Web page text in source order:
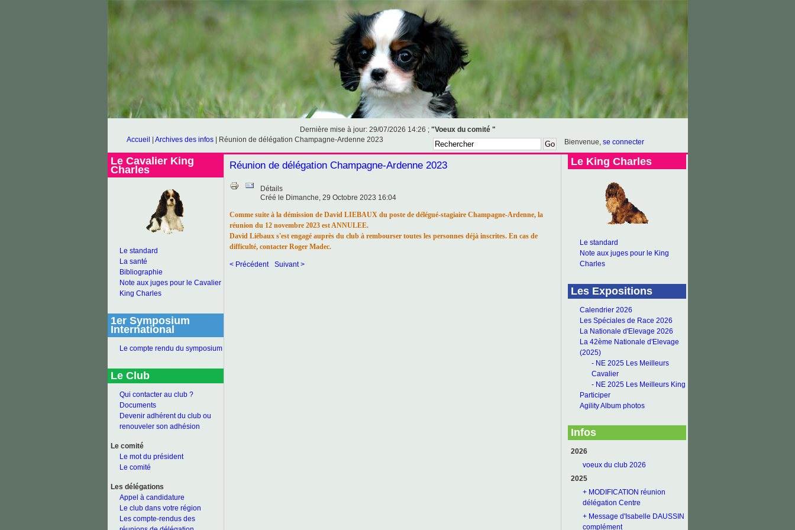
Accueil Archives des infos| Réunion de délégation Champagne-Ardenne 2023
Dernière mise à jour: 29/07/2026 14:26 ; "Voeux du comité "
Bienvenue, se connecter
Le Cavalier King
Charles
Le standard
La santé
Bibliographie
Note aux juges pour le Cavalier
King Charles
1er Symposium
International
Le compte rendu du symposium
Le Club
Qui contacter au club ?
Documents
Devenir adhérent du club ou
renouveler son adhésion
Le comité
Le mot du président
Le comité
Les délégations
Appel à candidature
Le club dans votre région
Les compte-rendus des
Réunion de délégation Champagne-Ardenne 2023
Détails
Créé le Dimanche, 29 Octobre 2023 16:04
Comme suite à la démission de David LIEBAUX du poste de délégué-stagiaire Champagne-Ardenne, la
réunion du 12 novembre 2023 est ANNULEE.
David Liébaux s'est engagé auprès du club à rembourser toutes les personnes déjà inscrites. En cas de
difficulté, contacter Roger Madec.
< Précédent Suivant >
Le King Charles
Le standard
Note aux juges pour le King
Charles
Les Expositions
Calendrier 2026
Les Spéciales de Race 2026
La Nationale d'Elevage 2026
La 42ème Nationale d'Elevage
(2025)
- NE 2025 Les Meilleurs
Cavalier
- NE 2025 Les Meilleurs King
Participer
Agility Album photos
Infos
2026
voeux du club 2026
2025
+ MODIFICATION réunion
délégation Centre
+ Message d'Isabelle DAUSSIN
complément